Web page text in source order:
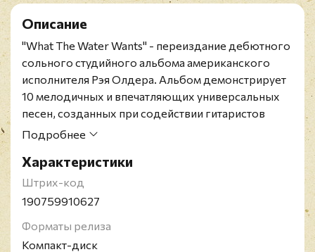
Описание
"What The Water Wants" - переиздание дебютного
сольного студийного альбома американского
исполнителя Рэя Олдера. Альбом демонстрирует
10 мелодичных и впечатляющих универсальных
песен, созданных при содействии гитаристов
Майка Абдоу (концертный участник Fates Warning)
барабанщика Крейга Андерсона (Ignite, Crescent
Shield).
Рей Олдер - американский певец, фронтмен прог-
Подробнее
Характеристики
Штрих-код
190759910627
Форматы релиза
Компакт-диск